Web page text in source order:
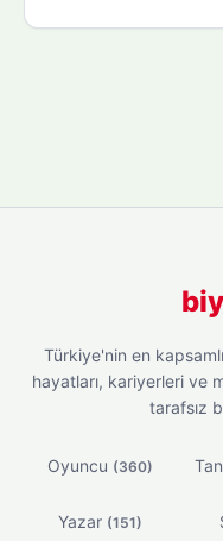
Türkiye'nin en
hayatları, kariyerleri ve
tarafsız
Oyuncu (360)
Yazar (151)